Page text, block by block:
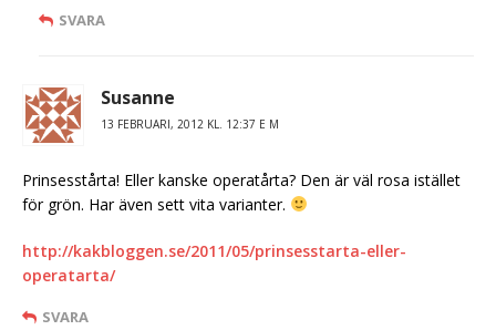
SVARA
Susanne
13 FEBRUARI, 2012 KL. 12:37 E M
Prinsesstårta! Eller kanske operatårta? Den är väl rosa istället
för grön. Har även sett vita varianter.
http://kakbloggen.se/2011/05/prinsesstarta-eller-
operatarta/
SVARA